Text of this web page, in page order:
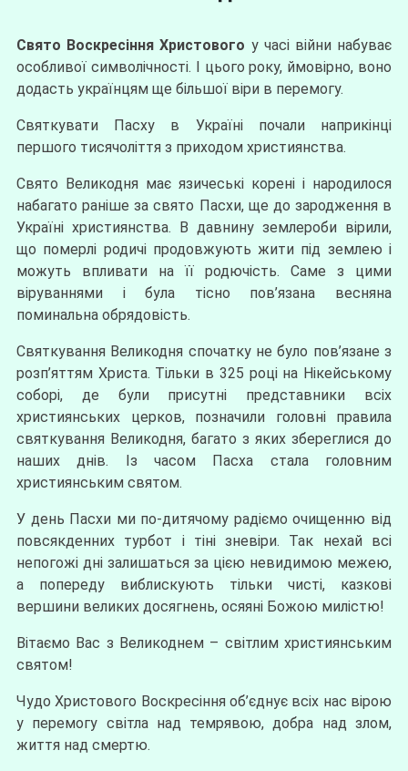
Свято Воскресіння Христового у часі війни набуває
особливої символічності. І цього року, ймовірно, воно
додасть українцям ще більшої віри в перемогу.
Святкувати Пасху в Україні почали наприкінці
першого тисячоліття з приходом християнства.
Свято Великодня має язичеські корені і народилося
набагато раніше за свято Пасхи, ще до зародження в
Україні християнства. В давнину землероби вірили,
що померлі родичі продовжують жити під землею і
можуть впливати на її родючість. Саме з цими
віруваннями і була тісно пов’язана весняна
поминальна обрядовість.
Святкування Великодня спочатку не було пов’язане з
розп’яттям Христа. Тільки в 325 році на Нікейському
соборі, де були присутні представники всіх
християнських церков, позначили головні правила
святкування Великодня, багато з яких збереглися до
наших днів. Із часом Пасха стала головним
християнським святом.
У день Пасхи ми по-дитячому радіємо очищенню від
повсякденних турбот і тіні зневіри. Так нехай всі
непогожі дні залишаться за цією невидимою межею,
а попереду виблискують тільки чисті, казкові
вершини великих досягнень, осяяні Божою милістю!
Вітаємо Вас з Великоднем – світлим християнським
святом!
Чудо Христового Воскресіння об’єднує всіх нас вірою
у перемогу світла над темрявою, добра над злом,
життя над смертю.